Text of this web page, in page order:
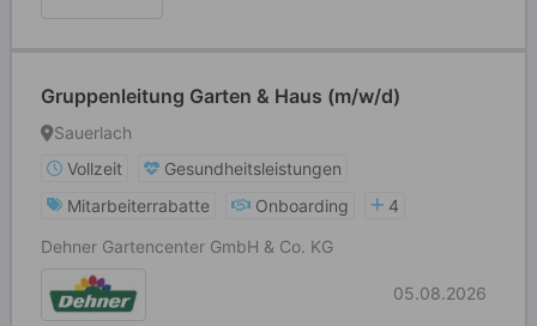
Gruppenleitung Garten & Haus (m/w/d)
Sauerlach
Vollzeit
Gesundheitsleistungen
Mitarbeiterrabatte
Onboarding
4
Dehner Gartencenter GmbH & Co. KG
05.08.2026